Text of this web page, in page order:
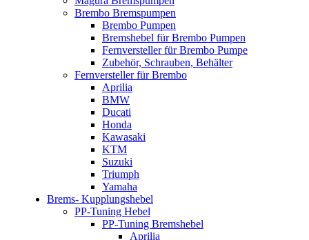
Brembo Bremspumpen
Brembo Pumpen
Bremshebel für Brembo Pumpen
Fernversteller für Brembo Pumpe
Zubehör, Schrauben, Behälter
Fernversteller für Brembo
Aprilia
BMW
Ducati
Honda
Kawasaki
KTM
Suzuki
Triumph
Yamaha
Brems- Kupplungshebel
PP-Tuning Hebel
PP-Tuning Bremshebel
Aprilia